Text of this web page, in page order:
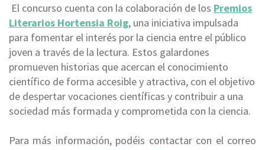
El concurso cuenta con la colaboración de los Premios
Literarios Hortensia Roig, una iniciativa impulsada
para fomentar el interés por la ciencia entre el público
joven a través de la lectura. Estos galardones
promueven historias que acercan el conocimiento
científico de forma accesible y atractiva, con el objetivo
de despertar vocaciones científicas y contribuir a una
sociedad más formada y comprometida con la ciencia.
Para más información, podéis contactar con el correo